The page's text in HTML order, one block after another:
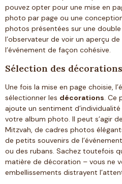
pouvez opter pour une mise en
photo par page ou une
photos présentées sur une
l’observateur de voir un aperçu
l’événement de façon cohésive.
Sélection des décorations
Une fois la mise en page choisie,
sélectionner les décorations. Ce
ajoute un sentiment
votre album photo. Il peut s’agir
Mitzvah, de cadres photos
de petits souvenirs de
ou des rubans. Sachez toutefois
matière de décoration – vous ne
embellissements distrayent